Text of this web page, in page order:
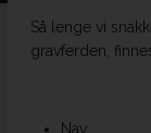
Så lenge vi
gravferden,
Nav